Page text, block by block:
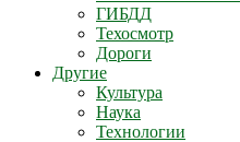
ГИБДД
Техосмотр
Дороги
Другие
Культура
Наука
Технологии